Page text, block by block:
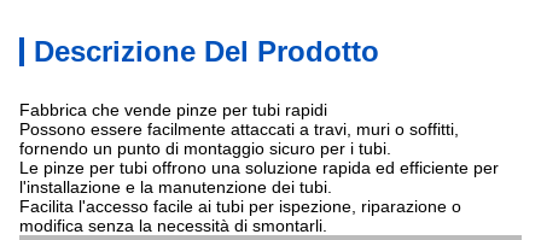
Descrizione Del Prodotto
Fabbrica che vende pinze per tubi rapidi
Possono essere facilmente attaccati a travi, muri o soffitti,
fornendo un punto di montaggio sicuro per i tubi.
Le pinze per tubi offrono una soluzione rapida ed efficiente per
l'installazione e la manutenzione dei tubi.
Facilita l'accesso facile ai tubi per ispezione, riparazione o
modifica senza la necessità di smontarli.